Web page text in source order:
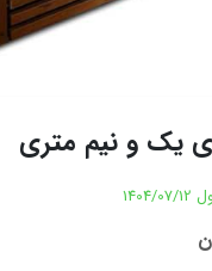
یک و نیم متری
1404/07/12